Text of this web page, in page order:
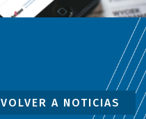
VOLVER A NOTICIAS